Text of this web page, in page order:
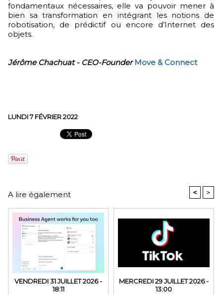
fondamentaux nécessaires, elle va pouvoir mener à
bien sa transformation en intégrant les notions de
robotisation, de prédictif ou encore d’Internet des
objets.
Jérôme Chachuat - CEO-FounderMove & Connect
LUNDI 7 FÉVRIER 2022
A lire également < >
VENDREDI 31 JUILLET 2026 -
18:11
MERCREDI 29 JUILLET 2026 -
13:00